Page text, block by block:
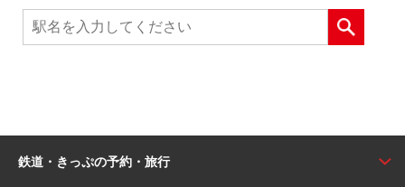
鉄道・きっぷの予約・旅行